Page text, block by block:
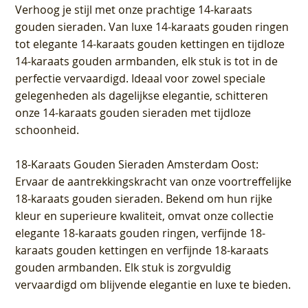
Verhoog je stijl met onze prachtige 14-karaats
gouden sieraden. Van luxe 14-karaats gouden ringen
tot elegante 14-karaats gouden kettingen en tijdloze
14-karaats gouden armbanden, elk stuk is tot in de
perfectie vervaardigd. Ideaal voor zowel speciale
gelegenheden als dagelijkse elegantie, schitteren
onze 14-karaats gouden sieraden met tijdloze
schoonheid.
18-Karaats Gouden Sieraden Amsterdam Oost:
Ervaar de aantrekkingskracht van onze voortreffelijke
18-karaats gouden sieraden. Bekend om hun rijke
kleur en superieure kwaliteit, omvat onze collectie
elegante 18-karaats gouden ringen, verfijnde 18-
karaats gouden kettingen en verfijnde 18-karaats
gouden armbanden. Elk stuk is zorgvuldig
vervaardigd om blijvende elegantie en luxe te bieden.